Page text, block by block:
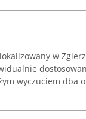
w
wyczuciem dba